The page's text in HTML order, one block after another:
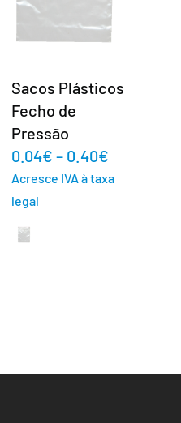
Sacos Plásticos
Fecho de
Pressão
0.04€ – 0.40€
Acresce IVA à taxa
legal